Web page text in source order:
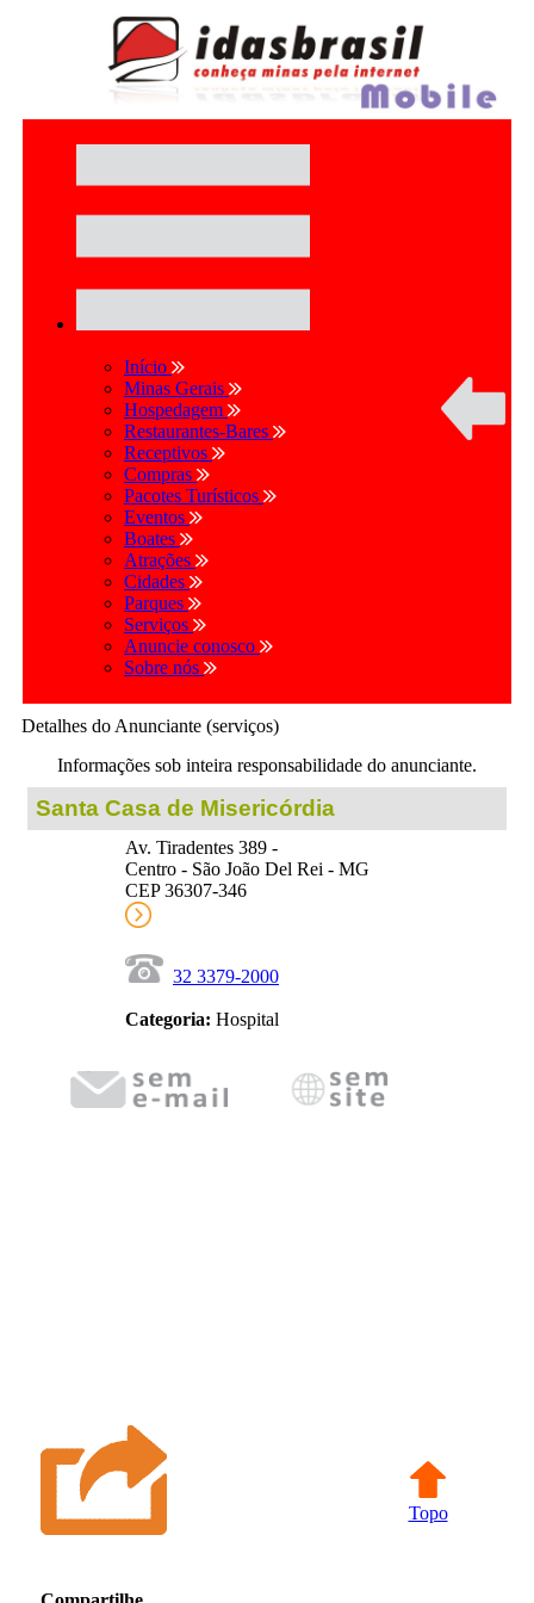
Início
Minas Gerais
Hospedagem
Restaurantes-Bares
Receptivos
Compras
Pacotes Turísticos
Eventos
Boates
Atrações
Cidades
Parques
Serviços
Anuncie conosco
Sobre nós
Detalhes do Anunciante (serviços)
Informações sob inteira responsabilidade do anunciante.
Santa Casa de Misericórdia
Av. Tiradentes 389 -
Centro - São João Del Rei - MG
CEP 36307-346
32 3379-2000
Categoria: Hospital
Topo